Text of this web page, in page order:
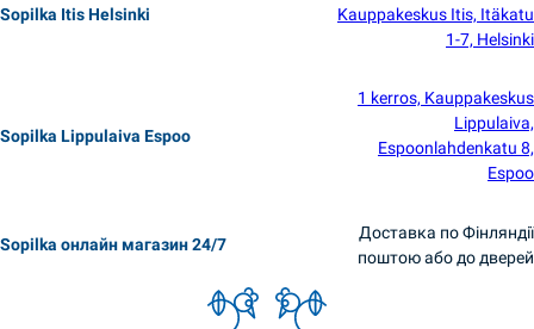
Sopilka Itis Helsinki
Kauppakeskus Itis, Itäkatu
1-7, Helsinki
Sopilka Lippulaiva Espoo
1 kerros, Kauppakeskus
Lippulaiva,
Espoonlahdenkatu 8,
Espoo
Sopilka онлайн магазин 24/7
Доставка по Фінляндії
поштою або до дверей